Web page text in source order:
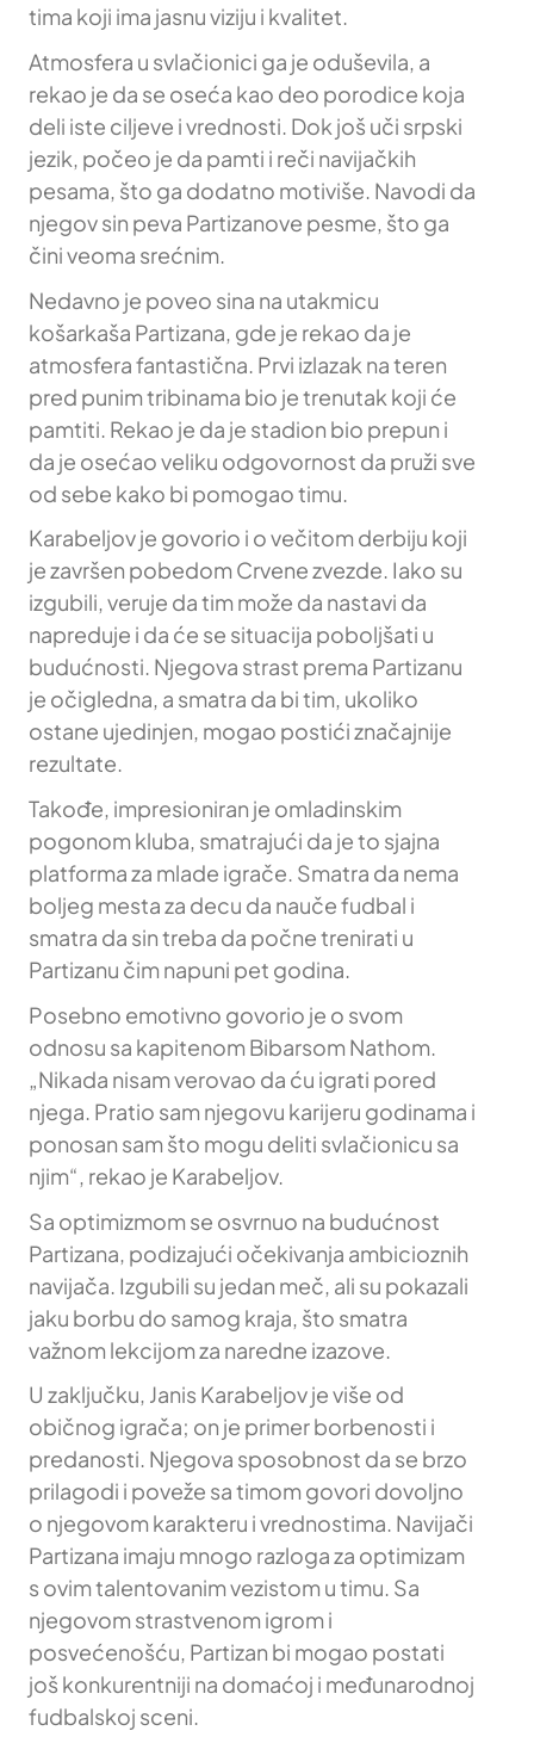
tima koji ima jasnu viziju i kvalitet.
Atmosfera u svlačionici ga je oduševila, a
rekao je da se oseća kao deo porodice koja
deli iste ciljeve i vrednosti. Dok još uči srpski
jezik, počeo je da pamti i reči navijačkih
pesama, što ga dodatno motiviše. Navodi da
njegov sin peva Partizanove pesme, što ga
čini veoma srećnim.
Nedavno je poveo sina na utakmicu
košarkaša Partizana, gde je rekao da je
atmosfera fantastična. Prvi izlazak na teren
pred punim tribinama bio je trenutak koji će
pamtiti. Rekao je da je stadion bio prepun i
da je osećao veliku odgovornost da pruži sve
od sebe kako bi pomogao timu.
Karabeljov je govorio i o večitom derbiju koji
je završen pobedom Crvene zvezde. Iako su
izgubili, veruje da tim može da nastavi da
napreduje i da će se situacija poboljšati u
budućnosti. Njegova strast prema Partizanu
je očigledna, a smatra da bi tim, ukoliko
ostane ujedinjen, mogao postići značajnije
rezultate.
Takođe, impresioniran je omladinskim
pogonom kluba, smatrajući da je to sjajna
platforma za mlade igrače. Smatra da nema
boljeg mesta za decu da nauče fudbal i
smatra da sin treba da počne trenirati u
Partizanu čim napuni pet godina.
Posebno emotivno govorio je o svom
odnosu sa kapitenom Bibarsom Nathom.
„Nikada nisam verovao da ću igrati pored
njega. Pratio sam njegovu karijeru godinama i
ponosan sam što mogu deliti svlačionicu sa
njim“, rekao je Karabeljov.
Sa optimizmom se osvrnuo na budućnost
Partizana, podizajući očekivanja ambicioznih
navijača. Izgubili su jedan meč, ali su pokazali
jaku borbu do samog kraja, što smatra
važnom lekcijom za naredne izazove.
U zaključku, Janis Karabeljov je više od
običnog igrača; on je primer borbenosti i
predanosti. Njegova sposobnost da se brzo
prilagodi i poveže sa timom govori dovoljno
o njegovom karakteru i vrednostima. Navijači
Partizana imaju mnogo razloga za optimizam
s ovim talentovanim vezistom u timu. Sa
njegovom strastvenom igrom i
posvećenošću, Partizan bi mogao postati
još konkurentniji na domaćoj i međunarodnoj
fudbalskoj sceni.